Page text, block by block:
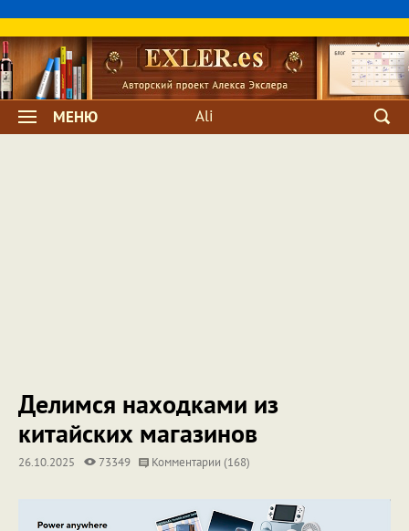
МЕНЮ Ali
Делимся находками из
китайских магазинов
26.10.2025 73349 Комментарии (168)